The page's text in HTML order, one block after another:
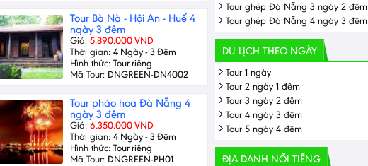
Tour ghép Đà Nẵng 3 ngày 2 đêm
Tour ghép Đà Nẵng 4 ngày 3 đêm
DU LỊCH THEO NGÀY
Tour 1 ngày
Tour 2 ngày 1 đêm
Tour 3 ngày 2 đêm
Tour 4 ngày 3 đêm
Tour 5 ngày 4 đêm
ĐỊA DANH NỔI TIẾNG
Tour Bà Nà - Hội An - Huế 4
ngày 3 đêm
Giá: 5.890.000 VND
Thời gian: 4 Ngày - 3 Đêm
Hình thức: Tour riêng
Mã Tour: DNGREEN-DN4002
Tour pháo hoa Đà Nẵng 4
ngày 3 đêm
Giá: 6.350.000 VND
Thời gian: 4 Ngày - 3 Đêm
Hình thức: Tour riêng
Mã Tour: DNGREEN-PH01